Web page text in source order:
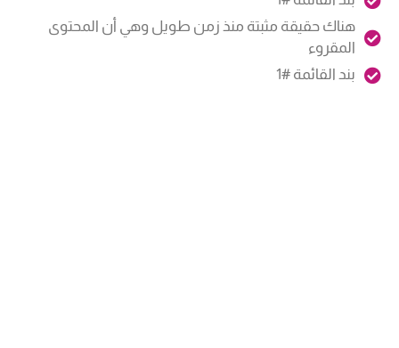
هناك حقيقة مثبتة منذ زمن طويل وهي أن المحتوى
المقروء
بند القائمة #1